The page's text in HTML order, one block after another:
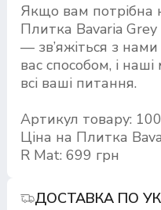
Якщо вам потрібна
Плитка Bavaria
— зв’яжіться з
вас способом, і
всі ваші питання.
Артикул товару:
Ціна на Плитка
R Mat: 699 грн
ДОСТАВКА ПО